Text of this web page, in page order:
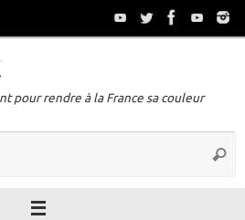
pour rendre à la France sa couleur